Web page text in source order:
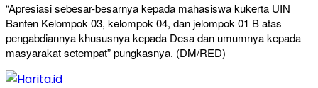
“Apresiasi sebesar-besarnya kepada mahasiswa kukerta UIN
Banten Kelompok 03, kelompok 04, dan jelompok 01 B atas
pengabdiannya khususnya kepada Desa dan umumnya kepada
masyarakat setempat” pungkasnya. (DM/RED)